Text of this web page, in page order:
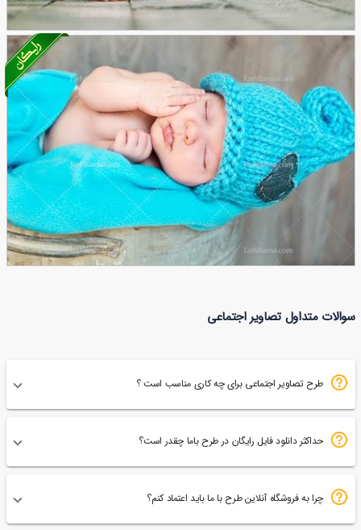
45
سوالات متداول تصاویر اجتماعی
طرح تصاویر اجتماعی برای چه کاری مناسب است ؟
حداکثر دانلود فایل رایگان در طرح باما چقدر است؟
چرا به فروشگاه آنلاین طرح با ما باید اعتماد کنم؟